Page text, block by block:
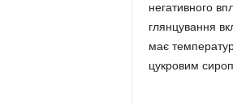
негативного
глянцування
має
цукровим